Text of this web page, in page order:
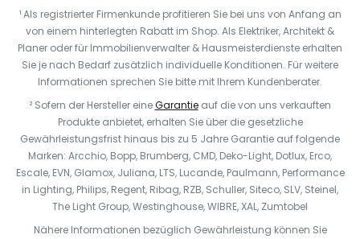
¹ Als registrierter Firmenkunde profitieren Sie bei uns von Anfang an
von einem hinterlegten Rabatt im Shop. Als Elektriker, Architekt &
Planer oder für Immobilienverwalter & Hausmeisterdienste erhalten
Sie je nach Bedarf zusätzlich individuelle Konditionen. Für weitere
Informationen sprechen Sie bitte mit Ihrem Kundenberater.
² Sofern der Hersteller eineGarantieauf die von uns verkauften
Produkte anbietet, erhalten Sie über die gesetzliche
Gewährleistungsfrist hinaus bis zu 5 Jahre Garantie auf folgende
Marken: Arcchio, Bopp, Brumberg, CMD, Deko-Light, Dotlux, Erco,
Escale, EVN, Glamox, Juliana, LTS, Lucande, Paulmann, Performance
in Lighting, Philips, Regent, Ribag, RZB, Schuller, Siteco, SLV, Steinel,
The Light Group, Westinghouse, WIBRE, XAL, Zumtobel
Nähere Informationen bezüglich Gewährleistung können Sie